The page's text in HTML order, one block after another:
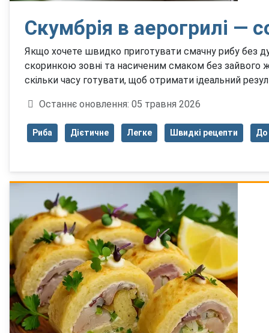
Скумбрія в аерогрилі —
Якщо хочете швидко приготувати смачну рибу без
скоринкою зовні та насиченим смаком без зайвого
скільки часу готувати, щоб отримати ідеальний
Деталі
Останнє оновлення: 05 травня 2026
Риба Дієтичне Легке Швидкі рецепти До